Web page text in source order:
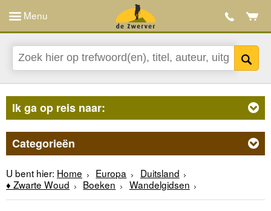
Menu
Ik ga op reis naar:
Categorieën
U bent hier: Home Europa
Duitsland
♦ Zwarte Woud
Boeken Wandelgidsen